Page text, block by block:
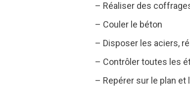
– Réaliser des
– Couler le béton
– Disposer les aciers,
– Contrôler toutes les
– Repérer sur le plan